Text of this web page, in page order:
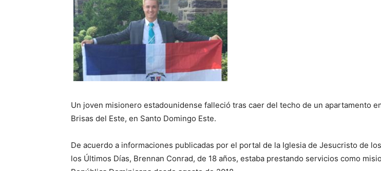
Un joven misionero estadounidense falleció tras caer del techo de un apartamento
Brisas del Este, en Santo Domingo Este.
De acuerdo a informaciones publicadas por el portal de la Iglesia de Jesucristo de
los Últimos Días, Brennan Conrad, de 18 años, estaba prestando servicios como